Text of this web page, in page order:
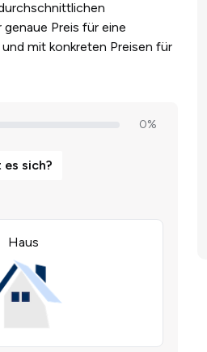
Preis für eine
mit konkreten Preisen für